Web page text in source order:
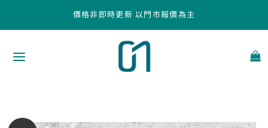
價格非即時更新 以門市報價為主